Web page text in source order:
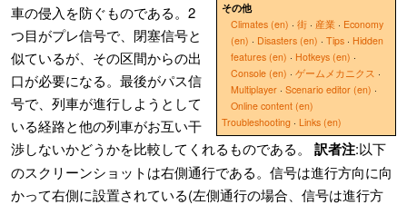
その他
Climates (en) · 街 · 産業 · Economy
(en) · Disasters (en) · Tips · Hidden
features (en) · Hotkeys (en) ·
Console (en) · ゲームメカニクス ·
Multiplayer · Scenario editor (en) ·
Online content (en)
Troubleshooting · Links (en)
車の侵入を防ぐものである。2
つ目がプレ信号で、閉塞信号と
似ているが、その区間からの出
口が必要になる。最後がパス信
号で、列車が進行しようとして
いる経路と他の列車がお互い干
渉しないかどうかを比較してくれるものである。 訳者注:以下
のスクリーンショットは右側通行である。信号は進行方向に向
かって右側に設置されている(左側通行の場合、信号は進行方